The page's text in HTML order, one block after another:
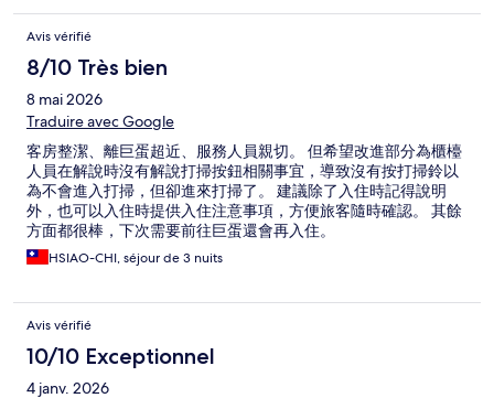
Avis vérifié
8/10 Très bien
8 mai 2026
Traduire avec Google
客房整潔、離巨蛋超近、服務人員親切。 但希望改進部分為櫃檯
人員在解說時沒有解說打掃按鈕相關事宜，導致沒有按打掃鈴以
為不會進入打掃，但卻進來打掃了。 建議除了入住時記得說明
外，也可以入住時提供入住注意事項，方便旅客隨時確認。 其餘
方面都很棒，下次需要前往巨蛋還會再入住。
HSIAO-CHI, séjour de 3 nuits
Avis vérifié
10/10 Exceptionnel
4 janv. 2026